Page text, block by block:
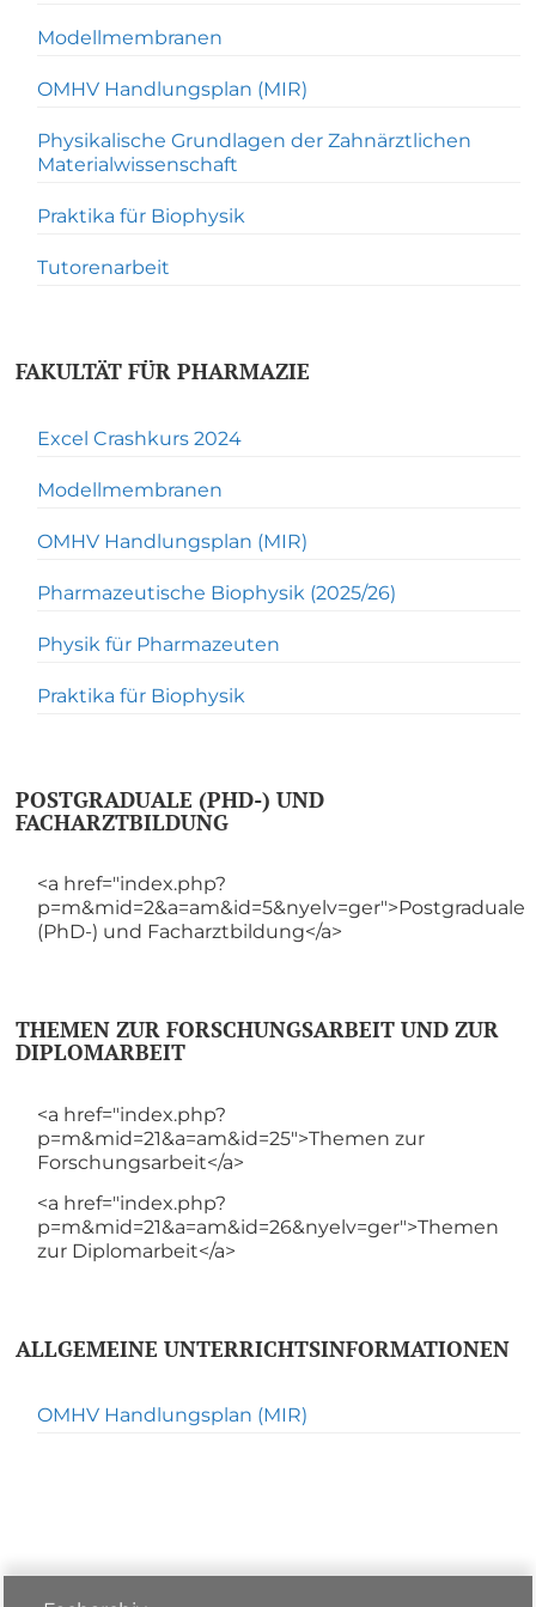
Modellmembranen
OMHV Handlungsplan (MIR)
Physikalische Grundlagen der Zahnärztlichen
Materialwissenschaft
Praktika für Biophysik
Tutorenarbeit
FAKULTÄT FÜR PHARMAZIE
Excel Crashkurs 2024
Modellmembranen
OMHV Handlungsplan (MIR)
Pharmazeutische Biophysik (2025/26)
Physik für Pharmazeuten
Praktika für Biophysik
POSTGRADUALE (PHD-) UND
FACHARZTBILDUNG
<a href="index.php?
p=m&mid=2&a=am&id=5&nyelv=ger">Postgraduale
(PhD-) und Facharztbildung</a>
THEMEN ZUR FORSCHUNGSARBEIT UND ZUR
DIPLOMARBEIT
<a href="index.php?
p=m&mid=21&a=am&id=25">Themen zur
Forschungsarbeit</a>
<a href="index.php?
p=m&mid=21&a=am&id=26&nyelv=ger">Themen
zur Diplomarbeit</a>
ALLGEMEINE UNTERRICHTSINFORMATIONEN
OMHV Handlungsplan (MIR)